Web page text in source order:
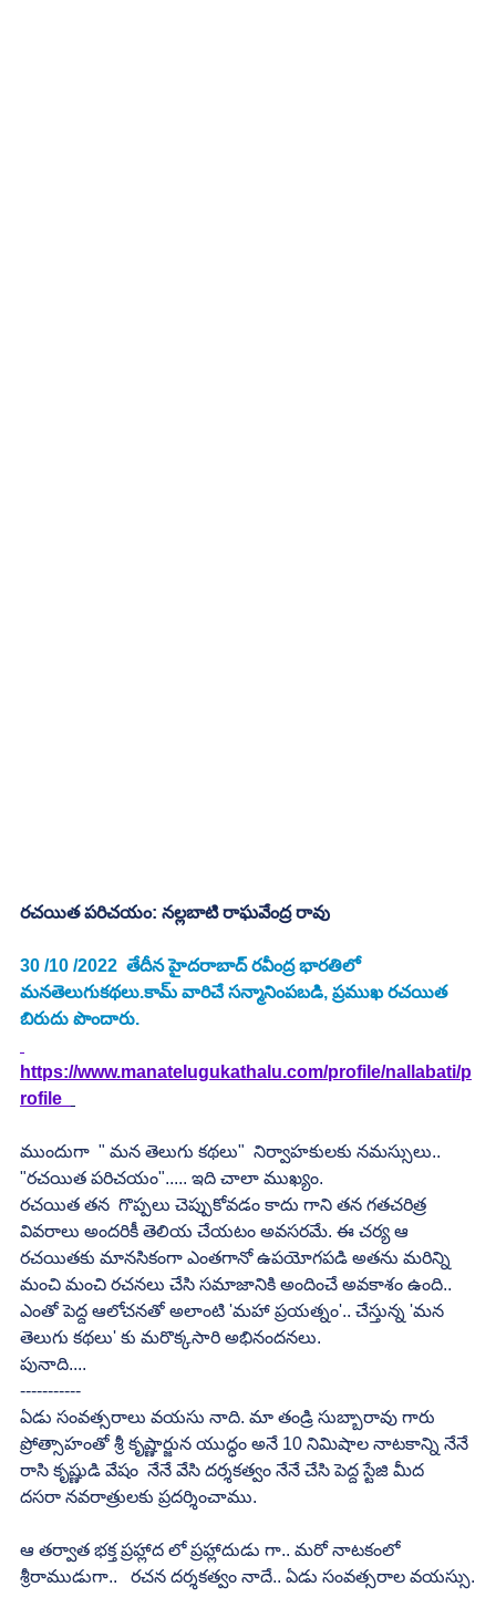
రచయిత పరిచయం: నల్లబాటి రాఘవేంద్ర రావు
30 /10 /2022  తేదీన హైదరాబాద్ రవీంద్ర భారతిలో
మనతెలుగుకథలు.కామ్ వారిచే సన్మానింపబడి, ప్రముఖ రచయిత
బిరుదు పొందారు.
https://www.manatelugukathalu.com/profile/nallabati/p
rofile
ముందుగా  " మన తెలుగు కథలు"  నిర్వాహకులకు నమస్సులు..
"రచయిత పరిచయం"..... ఇది చాలా ముఖ్యం.
రచయిత తన  గొప్పలు చెప్పుకోవడం కాదు గాని తన గతచరిత్ర
వివరాలు అందరికీ తెలియ చేయటం అవసరమే. ఈ చర్య ఆ
రచయితకు మానసికంగా ఎంతగానో ఉపయోగపడి అతను మరిన్ని
మంచి మంచి రచనలు చేసి సమాజానికి అందించే అవకాశం ఉంది..
ఎంతో పెద్ద ఆలోచనతో అలాంటి 'మహా ప్రయత్నం'.. చేస్తున్న 'మన
తెలుగు కథలు' కు మరొక్కసారి అభినందనలు.
పునాది....
-----------
ఏడు సంవత్సరాలు వయసు నాది. మా తండ్రి సుబ్బారావు గారు
ప్రోత్సాహంతో శ్రీ కృష్ణార్జున యుద్ధం అనే 10 నిమిషాల నాటకాన్ని నేనే
రాసి కృష్ణుడి వేషం  నేనే వేసి దర్శకత్వం నేనే చేసి పెద్ద స్టేజి మీద
దసరా నవరాత్రులకు ప్రదర్శించాము.
ఆ తర్వాత భక్త ప్రహ్లాద లో ప్రహ్లాదుడు గా.. మరో నాటకంలో
శ్రీరాముడుగా..   రచన దర్శకత్వం నాదే.. ఏడు సంవత్సరాల వయస్సు.